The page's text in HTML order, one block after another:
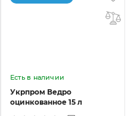
Есть в наличии
Укрпром Ведро
оцинкованное 15 л